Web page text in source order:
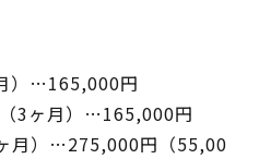
）…165,000円
（3ヶ月）…165,000円
月）…275,000円（55,00